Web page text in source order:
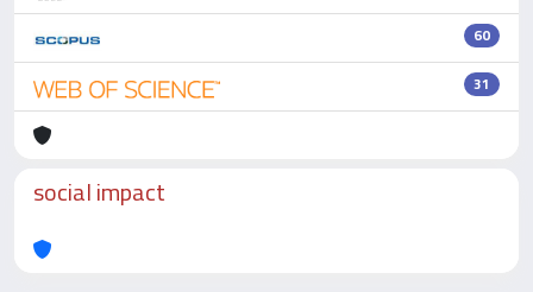
60
31
social impact